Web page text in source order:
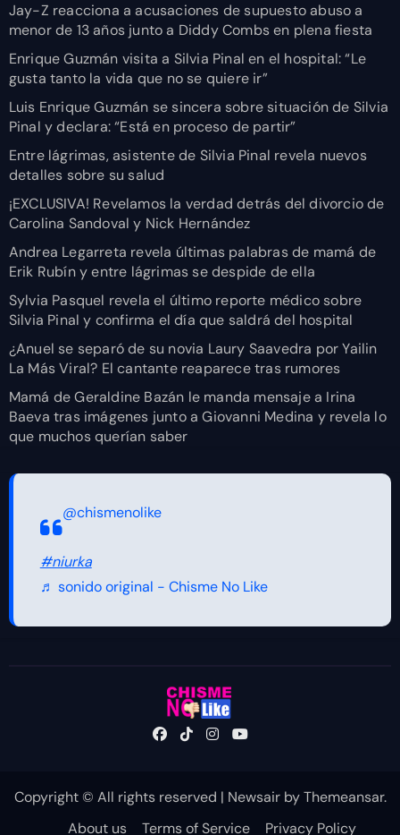
Jay-Z reacciona a acusaciones de supuesto abuso a
menor de 13 años junto a Diddy Combs en plena fiesta
Enrique Guzmán visita a Silvia Pinal en el hospital: “Le
gusta tanto la vida que no se quiere ir”
Luis Enrique Guzmán se sincera sobre situación de Silvia
Pinal y declara: “Está en proceso de partir”
Entre lágrimas, asistente de Silvia Pinal revela nuevos
detalles sobre su salud
¡EXCLUSIVA! Revelamos la verdad detrás del divorcio de
Carolina Sandoval y Nick Hernández
Andrea Legarreta revela últimas palabras de mamá de
Erik Rubín y entre lágrimas se despide de ella
Sylvia Pasquel revela el último reporte médico sobre
Silvia Pinal y confirma el día que saldrá del hospital
¿Anuel se separó de su novia Laury Saavedra por Yailin
La Más Viral? El cantante reaparece tras rumores
Mamá de Geraldine Bazán le manda mensaje a Irina
Baeva tras imágenes junto a Giovanni Medina y revela lo
que muchos querían saber
@chismenolike
#niurka
♬ sonido original - Chisme No Like
Copyright © All rights reserved | NewsairbyThemeansar.
About us
Terms of Service Privacy Policy